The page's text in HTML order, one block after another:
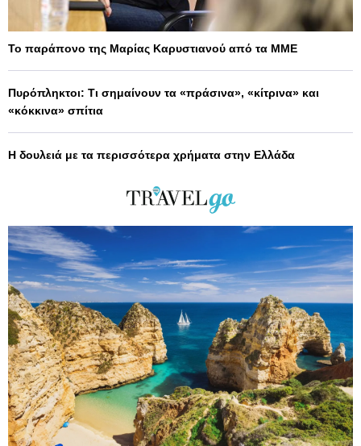
Το παράπονο της Μαρίας Καρυστιανού από τα ΜΜΕ
Πυρόπληκτοι: Τι σημαίνουν τα «πράσινα», «κίτρινα» και
«κόκκινα» σπίτια
Η δουλειά με τα περισσότερα χρήματα στην Ελλάδα